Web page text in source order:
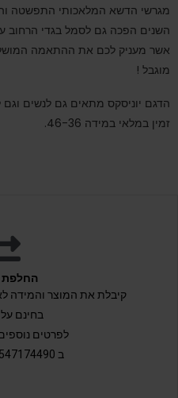
מגרשי הדשא המלאכותי התפשטה
השנים הפכה גם לסמל בגדי הרחוב
אשר מעניק לכם את ההתאמה
מוגבל !
הדגם יוניסקס מתאים גם לנשים וגם
זמין במלאי במידה 46-36.
החלפת
קיבלת את המוצר והמידה
בחינם על
לפרטים
ב 0547174490 WhatsApp